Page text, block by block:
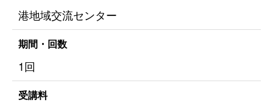
港地域交流センター
期間・回数
1回
受講料